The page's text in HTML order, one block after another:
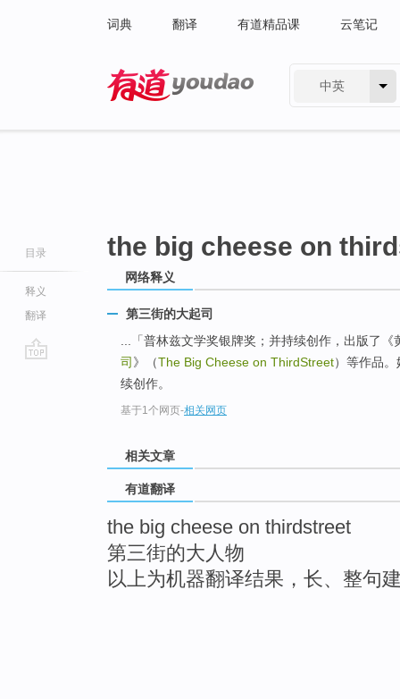
词典 翻译 有道精品课 云笔记
中英
目录
释义
翻译
the big cheese on
网络释义
第三街的大起司
...「普林兹文学奖银牌奖；并持续创作，出版了
司 》（The Big Cheese on ThirdStreet）等作品
续创作。
基于1个网页-相关网页
相关文章
有道翻译
the big cheese on thirdstreet
第三街的大人物
以上为机器翻译结果，长、整句